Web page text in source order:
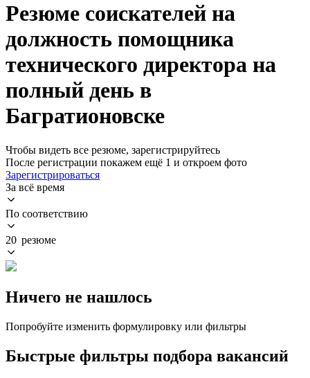
Резюме соискателей на
должность помощника
технического директора на
полный день в
Багратионовске
Чтобы видеть все резюме, зарегистрируйтесь
После регистрации покажем ещё 1 и откроем фото
Зарегистрироваться
За всё время
По соответствию
20 резюме
Ничего не нашлось
Попробуйте изменить формулировку или фильтры
Быстрые фильтры подбора вакансий